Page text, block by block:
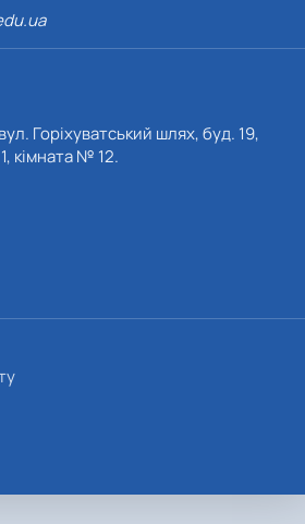
Горіхуватський шлях, буд. 19,
кімната № 12.